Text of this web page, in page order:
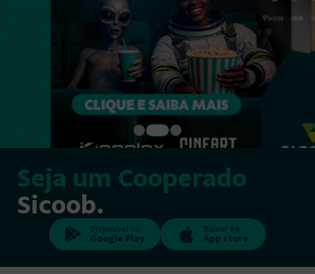
Seja um Cooperado
Sicoob.
Disponível no
Google Play
Baixar na
App store